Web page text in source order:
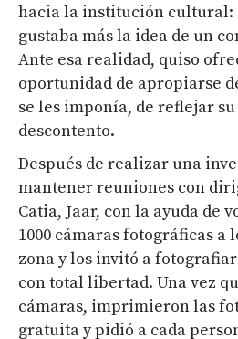
hacia la institución cultural:
gustaba más la idea de un
Ante esa realidad, quiso
oportunidad de apropiarse
se les imponía, de reflejar
descontento.
Después de realizar una
mantener reuniones con
Catia, Jaar, con la ayuda de
1000 cámaras fotográficas a
zona y los invitó a
con total libertad. Una vez
cámaras, imprimieron las
gratuita y pidió a cada